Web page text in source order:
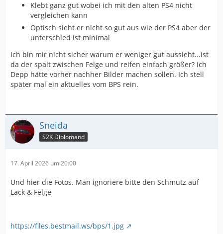
Klebt ganz gut wobei ich mit den alten PS4 nicht
vergleichen kann
Optisch sieht er nicht so gut aus wie der PS4 aber der
unterschied ist minimal
Ich bin mir nicht sicher warum er weniger gut aussieht...ist
da der spalt zwischen Felge und reifen einfach größer? ich
Depp hätte vorher nachher Bilder machen sollen. Ich stell
später mal ein aktuelles vom BPS rein.
Sneida
S2K Diplomand
17. April 2026 um 20:00
Und hier die Fotos. Man ignoriere bitte den Schmutz auf
Lack & Felge
https://files.bestmail.ws/bps/1.jpg